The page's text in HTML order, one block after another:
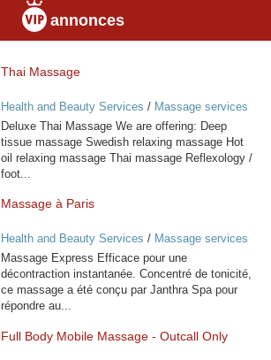
annonces
Thai Massage
Health and Beauty Services / Massage services
at home
Deluxe Thai Massage We are offering: Deep
tissue massage Swedish relaxing massage Hot
oil relaxing massage Thai massage Reflexology /
foot...
Massage à Paris
Health and Beauty Services / Massage services
at home
Massage Express Efficace pour une
décontraction instantanée. Concentré de tonicité,
ce massage a été conçu par Janthra Spa pour
répondre au...
Full Body Mobile Massage - Outcall Only